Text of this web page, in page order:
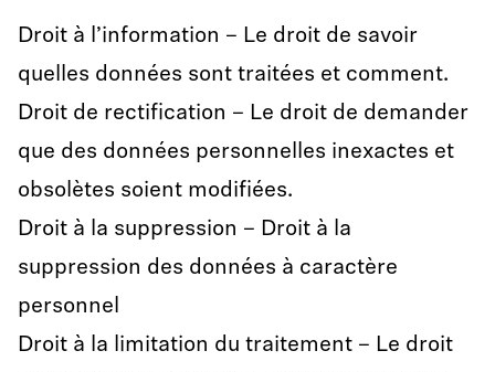
Droit à l’information – Le droit de savoir
quelles données sont traitées et comment.
Droit de rectification – Le droit de demander
que des données personnelles inexactes et
obsolètes soient modifiées.
Droit à la suppression – Droit à la
suppression des données à caractère
personnel
Droit à la limitation du traitement – Le droit